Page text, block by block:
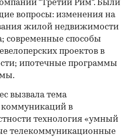
"Третий Рим". Были
вопросы: изменения на
жилой недвижимости
современные способы
проектов в
ипотечные программы
вызвала тема
в
технология «умный
телекоммуникационные